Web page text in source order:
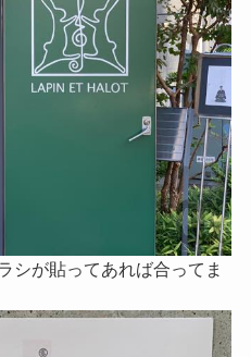
シが貼ってあれば合ってま